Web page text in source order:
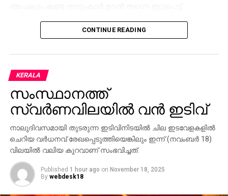
കോളജ് ആശുപത്രിയില്‍ എത്തിച്ചു. ലളിത തങ്കപ്പന്റെ
നില ഗുരുതരമാണെന്ന് ആശുപത്രി അധികൃതര്‍
അറിയിച്ചു.
അപകടത്തെ തുടര്‍ന്ന് ലോറി നിയന്ത്രണം വിട്ട് മറിഞ്ഞു.
ക്രെയിന്‍ ഉപയോഗിച്ച് വാഹനം മാറ്റാനുള്ള ശ്രമം
തുടരുകയാണ്. തിരുവല്ല പൊലീസ്, അഗ്നിശമനസേന
എന്നിവരും സ്ഥലത്തെത്തി. അപകടം കാരണം റോഡില്‍
വലിയ ഗതാഗതക്കുരുക്കാണ് അനുഭവപ്പെട്ടത്.
CONTINUE READING
KERALA
സംസ്ഥാനത്ത്
സ്വര്‍ണവിലയില്‍ വന്‍ ഇടിവ്
നാലുദിവസമായി തുടരുന്ന ഇടിവിനിടയില്‍ ചില ഇടവേളകളില്‍
ചെറിയ വര്‍ധനവ് രേഖപ്പെടുത്തിയെങ്കിലും ഇന്ന് (നവംബര്‍ 18)
വിലയില്‍ വലിയ കുറവാണ് സംഭവിച്ചത്.
Published 1 hour ago on November 18, 2025
By webdesk18